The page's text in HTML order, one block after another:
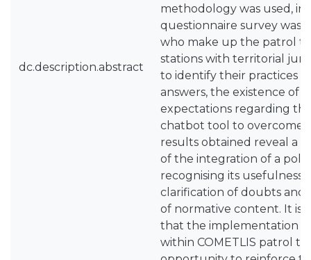
dc.description.abstract
methodology was used, in
questionnaire survey was
who make up the patrol
stations with territorial
to identify their practices
answers, the existence of
expectations regarding
chatbot tool to overcome
results obtained reveal a
of the integration of a
recognising its usefulness
clarification of doubts and
of normative content. It is
that the implementation
within COMETLIS patrol